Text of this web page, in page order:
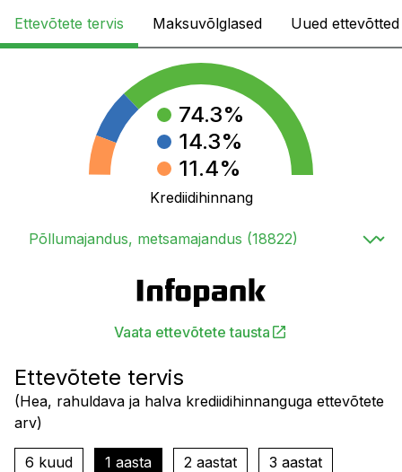
Ettevõtete tervis Maksuvõlglased Uued ettevõtted
74.3%
14.3%
11.4%
Krediidihinnang
Vaata ettevõtete tausta
Ettevõtete tervis
(Hea, rahuldava ja halva krediidihinnanguga ettevõtete
arv)
6 kuud 1 aasta 2 aastat 3 aastat